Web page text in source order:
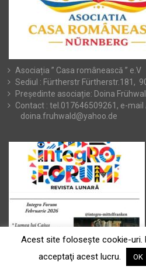
Asociația ” Casa românească ” e.V
Sediul : Fürtherstr Fürtherstr.181,
Președinte asociație: Doina
Contact : tel.017646509261, e-mail
doina.fruhwald@yahoo.de
Acest site foloseşte cookie-uri.
acceptaţi acest lucru.
OK